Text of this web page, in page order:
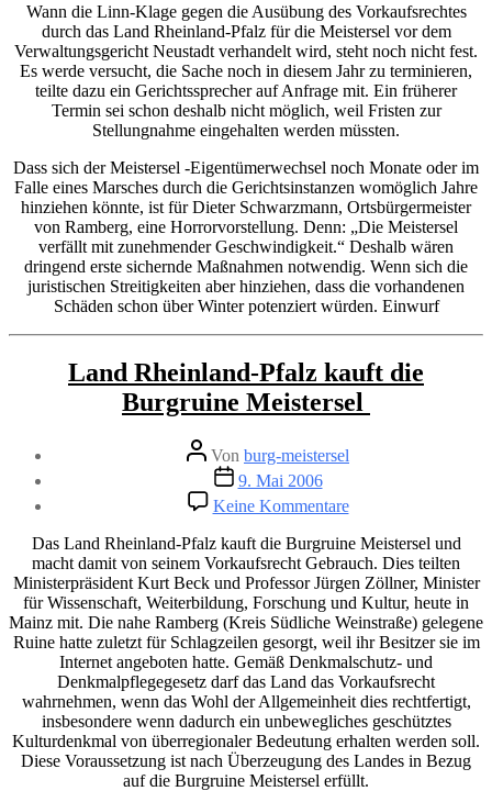
Wann die Linn-Klage gegen die Ausübung des Vorkaufsrechtes
durch das Land Rheinland-Pfalz für die Meistersel vor dem
Verwaltungsgericht Neustadt verhandelt wird, steht noch nicht fest.
Es werde versucht, die Sache noch in diesem Jahr zu terminieren,
teilte dazu ein Gerichtssprecher auf Anfrage mit. Ein früherer
Termin sei schon deshalb nicht möglich, weil Fristen zur
Stellungnahme eingehalten werden müssten.
Dass sich der Meistersel -Eigentümerwechsel noch Monate oder im
Falle eines Marsches durch die Gerichtsinstanzen womöglich Jahre
hinziehen könnte, ist für Dieter Schwarzmann, Ortsbürgermeister
von Ramberg, eine Horrorvorstellung. Denn: „Die Meistersel
verfällt mit zunehmender Geschwindigkeit.“ Deshalb wären
dringend erste sichernde Maßnahmen notwendig. Wenn sich die
juristischen Streitigkeiten aber hinziehen, dass die vorhandenen
Schäden schon über Winter potenziert würden. Einwurf
Kategorien
Land Rheinland-Pfalz kauft die
Burgruine Meistersel
Beitragsautor
Von burg-meistersel
Veröffentlichungsdatum
9. Mai 2006
Keine Kommentarezu
Land
Rheinland-
Pfalz
kauft
die
Burgruine
Meistersel
Das Land Rheinland-Pfalz kauft die Burgruine Meistersel und
macht damit von seinem Vorkaufsrecht Gebrauch. Dies teilten
Ministerpräsident Kurt Beck und Professor Jürgen Zöllner, Minister
für Wissenschaft, Weiterbildung, Forschung und Kultur, heute in
Mainz mit. Die nahe Ramberg (Kreis Südliche Weinstraße) gelegene
Ruine hatte zuletzt für Schlagzeilen gesorgt, weil ihr Besitzer sie im
Internet angeboten hatte. Gemäß Denkmalschutz- und
Denkmalpflegegesetz darf das Land das Vorkaufsrecht
wahrnehmen, wenn das Wohl der Allgemeinheit dies rechtfertigt,
insbesondere wenn dadurch ein unbewegliches geschütztes
Kulturdenkmal von überregionaler Bedeutung erhalten werden soll.
Diese Voraussetzung ist nach Überzeugung des Landes in Bezug
auf die Burgruine Meistersel erfüllt.